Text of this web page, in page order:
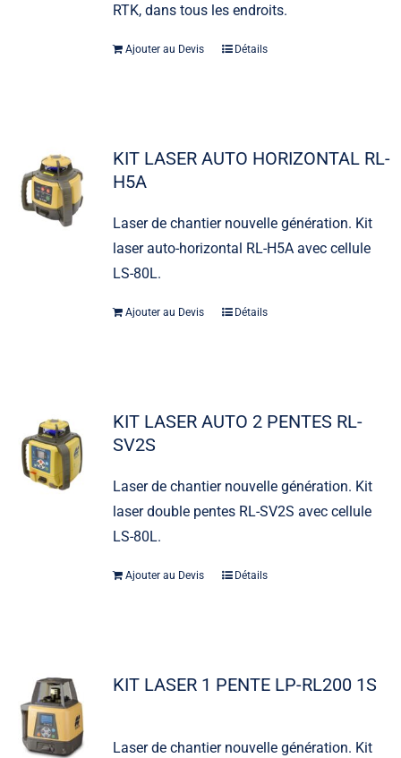
RTK, dans tous les endroits.
Ajouter au Devis Détails
KIT LASER AUTO HORIZONTAL RL-
H5A
Laser de chantier nouvelle génération. Kit
laser auto-horizontal RL-H5A avec cellule
LS-80L.
Ajouter au Devis Détails
KIT LASER AUTO 2 PENTES RL-
SV2S
Laser de chantier nouvelle génération. Kit
laser double pentes RL-SV2S avec cellule
LS-80L.
Ajouter au Devis Détails
KIT LASER 1 PENTE LP-RL200 1S
Laser de chantier nouvelle génération. Kit